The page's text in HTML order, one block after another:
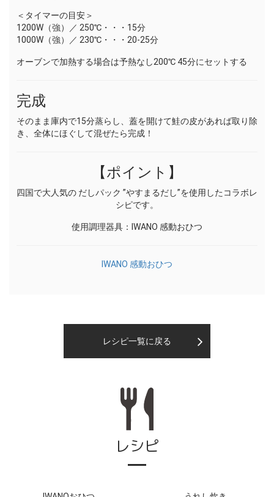
＜タイマーの目安＞
1200W（強）／ 250℃・・・15分
1000W（強）／ 230℃・・・20-25分
オーブンで加熱する場合は予熱なし200℃ 45分にセットする
完成
そのまま庫内で15分蒸らし、蓋を開けて鮭の皮があれば取り除
き、全体にほぐして混ぜたら完成！
【ポイント】
四国で大人気の だしパック ”やすまるだし”を使用したコラボレ
シピです。
使用調理器具：IWANO 感動おひつ
IWANO 感動おひつ
レシピ一覧に戻る
レシピ